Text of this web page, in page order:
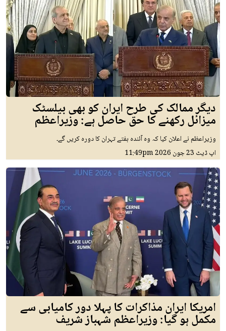
دیگر ممالک کی طرح ایران کو بھی بیلسٹک
میزائل رکھنے کا حق حاصل ہے: وزیراعظم
وزیراعظم نے اعلان کیا کہ وہ آئندہ ہفتے تہران کا دورہ کریں گے۔
اپ ڈیٹ 23 جون 2026 11:49pm
امریکا ایران مذاکرات کا پہلا دور کامیابی سے
مکمل ہو گیا: وزیراعظم شہباز شریف